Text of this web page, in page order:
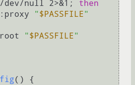
dev/null 2>&1; then
"$PASSFILE"
"$PASSFILE"
() {